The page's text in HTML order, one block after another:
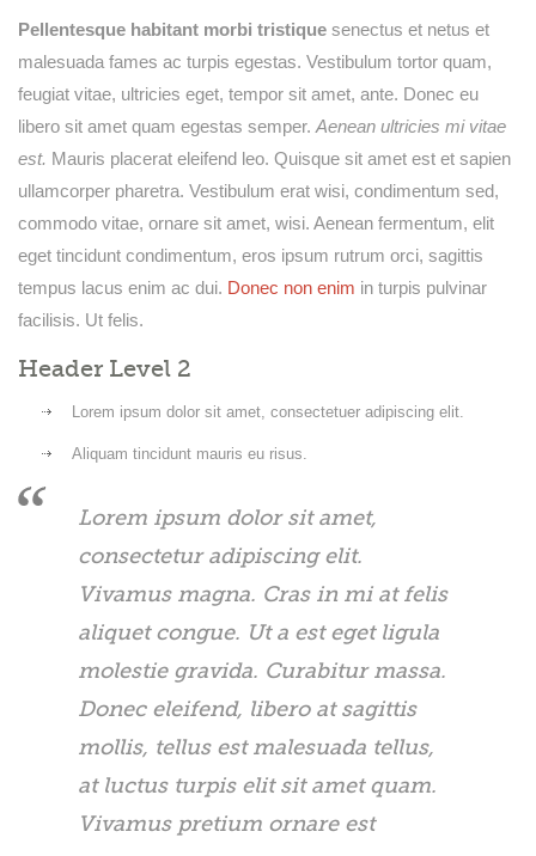
Pellentesque habitant morbi tristique senectus et netus et
malesuada fames ac turpis egestas. Vestibulum tortor quam,
feugiat vitae, ultricies eget, tempor sit amet, ante. Donec eu
libero sit amet quam egestas semper.Aenean ultricies mi vitae
est. Mauris placerat eleifend leo. Quisque sit amet est et sapien
ullamcorper pharetra. Vestibulum erat wisi, condimentum sed,
commodo vitae, ornare sit amet, wisi. Aenean fermentum, elit
eget tincidunt condimentum, eros ipsum rutrum orci, sagittis
tempus lacus enim ac dui. Donec non enim in turpis pulvinar
facilisis. Ut felis.
Header Level 2
Lorem ipsum dolor sit amet, consectetuer adipiscing elit.
Aliquam tincidunt mauris eu risus.
Lorem ipsum dolor sit amet,
consectetur adipiscing elit.
Vivamus magna. Cras in mi at felis
aliquet congue. Ut a est eget ligula
molestie gravida. Curabitur massa.
Donec eleifend, libero at sagittis
mollis, tellus est malesuada tellus,
at luctus turpis elit sit amet quam.
Vivamus pretium ornare est